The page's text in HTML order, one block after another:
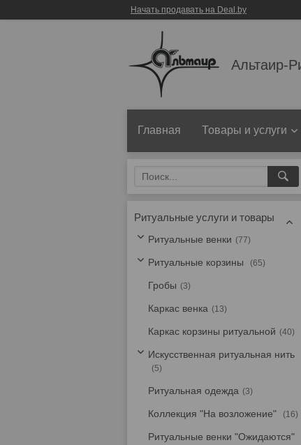
Начать продавать на Deal.by
Альтаир-
Главная Товары и услуги
Ритуальные услуги и товары
Ритуальные венки 77
Ритуальные корзины 65
Гробы 3
Каркас венка 13
Каркас корзины ритуальной 40
Искусственная ритуальная нить
5
Ритуальная одежда 3
Коллекция "На возложение" 16
Ритуальные венки "Ожидаются"